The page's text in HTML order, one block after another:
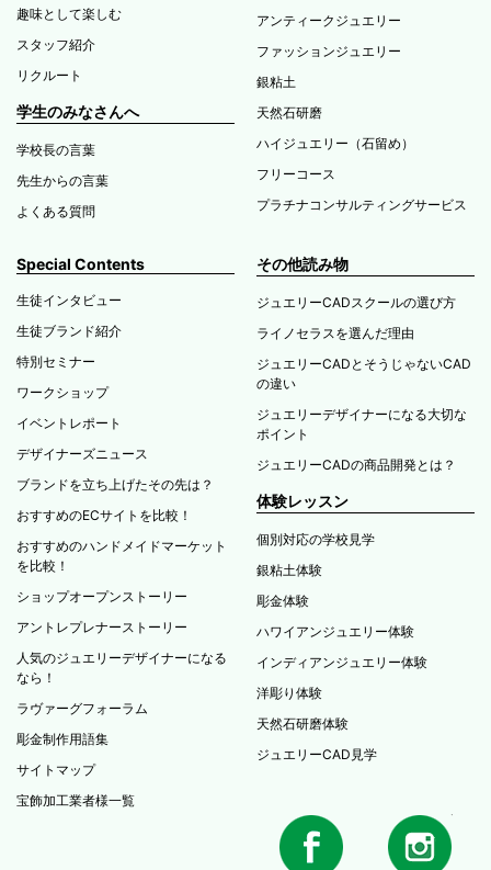
趣味として楽しむ
スタッフ紹介
リクルート
学生のみなさんへ
学校長の言葉
先生からの言葉
よくある質問
アンティークジュエリー
ファッションジュエリー
銀粘土
天然石研磨
ハイジュエリー（石留め）
フリーコース
プラチナコンサルティングサービス
Special Contents
生徒インタビュー
生徒ブランド紹介
特別セミナー
ワークショップ
イベントレポート
デザイナーズニュース
ブランドを立ち上げたその先は？
おすすめのECサイトを比較！
おすすめのハンドメイドマーケット
を比較！
ショップオープンストーリー
アントレプレナーストーリー
人気のジュエリーデザイナーになる
なら！
ラヴァーグフォーラム
彫金制作用語集
サイトマップ
宝飾加工業者様一覧
その他読み物
ジュエリーCADスクールの選び方
ライノセラスを選んだ理由
ジュエリーCADとそうじゃないCAD
の違い
ジュエリーデザイナーになる大切な
ポイント
ジュエリーCADの商品開発とは？
体験レッスン
個別対応の学校見学
銀粘土体験
彫金体験
ハワイアンジュエリー体験
インディアンジュエリー体験
洋彫り体験
天然石研磨体験
ジュエリーCAD見学